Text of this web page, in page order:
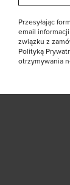
a
i
l
*
Przesyłając
email
związku z
Polityką
otrzymywania